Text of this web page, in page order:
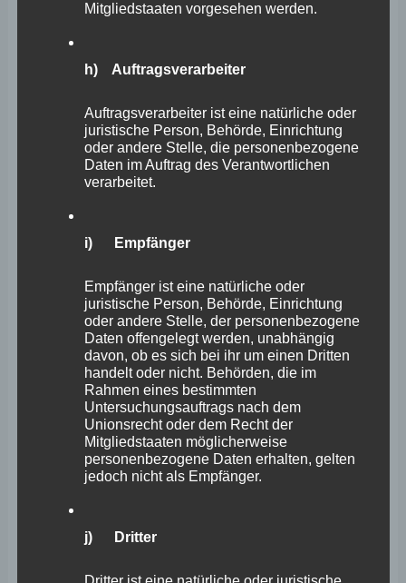
betroffene Person. Diese Informationen werden vielmehr
benötigt, um (1) die Inhalte unserer Internetseite korrekt
auszuliefern, (2) die Inhalte unserer Internetseite sowie
Funktionsfähigkeit unserer
informationstechnologischen Systeme und der Technik
unserer Internetseite zu gewährleisten sowie (4) um
Strafverfolgungsbehörden im Falle eines Cyberangriffes
die zur Strafverfolgung notwendigen Informationen
Informationen werden durch uns daher einerseits
statistisch und ferner mit dem Ziel ausgewertet, den
Datenschutz und die Datensicherheit in unserem
Unternehmen zu erhöhen, um letztlich ein optimales
Schutzniveau für die von uns verarbeiteten
personenbezogenen Daten sicherzustellen. Die
anonymen Daten der Server-Logfiles werden getrennt
von allen durch eine betroffene Person angegebenen
personenbezogenen Daten gespeichert.
<h4>Registrierung auf unserer Internetseite</h4>
Mitgliedstaaten vorgesehen werden.
h) Auftragsverarbeiter
Auftragsverarbeiter ist eine natürliche oder
juristische Person, Behörde, Einrichtung
oder andere Stelle, die personenbezogene
Daten im Auftrag des Verantwortlichen
verarbeitet.
i) Empfänger
Empfänger ist eine natürliche oder
juristische Person, Behörde, Einrichtung
oder andere Stelle, der personenbezogene
Daten offengelegt werden, unabhängig
davon, ob es sich bei ihr um einen Dritten
handelt oder nicht. Behörden, die im
Rahmen eines bestimmten
Untersuchungsauftrags nach dem
Unionsrecht oder dem Recht der
Mitgliedstaaten möglicherweise
personenbezogene Daten erhalten, gelten
jedoch nicht als Empfänger.
j) Dritter